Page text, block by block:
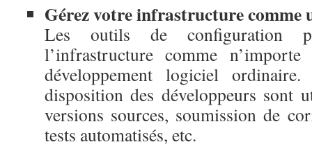
Gérez votre infrastructure comme
Les outils de configuration
l’infrastructure comme
développement logiciel
disposition des développeurs sont
versions sources, soumission de
tests automatisés, etc.